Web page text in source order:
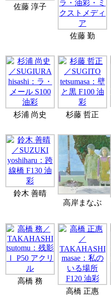
佐藤 淳子
佐藤 勤
杉浦 尚史 杉藤 哲正
鈴木 善晴
高岸まなぶ
高橋 務
高橋 正惠